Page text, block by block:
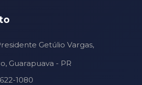
Getúlio Vargas,
Guarapuava - PR
1080